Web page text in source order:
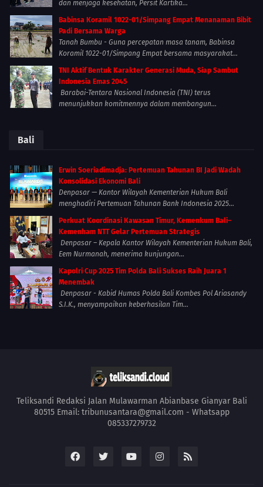
dan menjaga kesehatan, Persit Kartika...
Babinsa Koramil 1022-01/Simpang Empat Menanaman Bibit
Padi Bersama Warga
Tanah Bumbu - Guna percepatan masa tanam, Babinsa
Koramil 1022-01/Simpang Empat bersama masyarakat...
TNI Aktif Bentuk Karakter Generasi Muda, Siap Sambut
Indonesia Emas 2045
Barabai-Tentara Nasional Indonesia (TNI) terus
menunjukkan komitmennya dalam membangun...
Bali
Erwin Soeriadimadja: Pertemuan Tahunan BI Jadi Wadah
Konsolidasi Ekonomi Bali
Denpasar — Kantor Wilayah Kementerian Hukum Bali
menghadiri Pertemuan Tahunan Bank Indonesia 2025...
Perkuat Koordinasi Kawasan Timur, Kemenkum Bali–
Kemenham NTT Gelar Pertemuan Strategis
Denpasar – Kepala Kantor Wilayah Kementerian Hukum Bali,
Eem Nurmanah, menerima kunjungan...
Kapolri Cup 2025 Tim Polda Bali Sukses Raih Juara 1
Menembak
Denpasar - Kabid Humas Polda Bali Kombes Pol Ariasandy
S.I.K., menyampaikan keberhasilan Tim...
Teliksandi Redaksi Jalan Mulawarman Abianbase Gianyar Bali
80515 Email: tribunusantara@gmail.com - Whatsapp
085337279732